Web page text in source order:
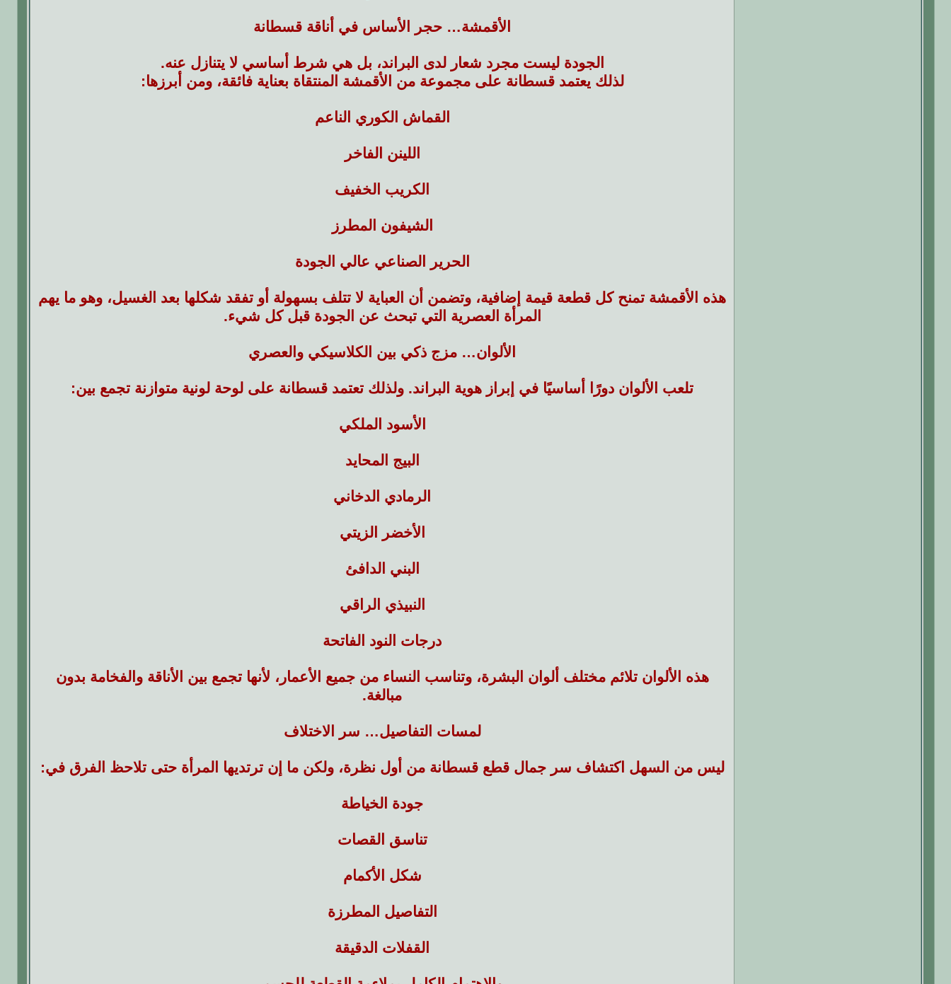
الأقمشة… حجر الأساس في أناقة قسطانة
الجودة ليست مجرد شعار لدى البراند، بل هي شرط أساسي لا يتنازل عنه.
لذلك يعتمد قسطانة على مجموعة من الأقمشة المنتقاة بعناية فائقة، ومن أبرزها:
القماش الكوري الناعم
اللينن الفاخر
الكريب الخفيف
الشيفون المطرز
الحرير الصناعي عالي الجودة
هذه الأقمشة تمنح كل قطعة قيمة إضافية، وتضمن أن العباية لا تتلف بسهولة أو تفقد شكلها بعد الغسيل، وهو ما يهم
المرأة العصرية التي تبحث عن الجودة قبل كل شيء.
الألوان… مزج ذكي بين الكلاسيكي والعصري
تلعب الألوان دورًا أساسيًا في إبراز هوية البراند. ولذلك تعتمد قسطانة على لوحة لونية متوازنة تجمع بين:
الأسود الملكي
البيج المحايد
الرمادي الدخاني
الأخضر الزيتي
البني الدافئ
النبيذي الراقي
درجات النود الفاتحة
هذه الألوان تلائم مختلف ألوان البشرة، وتناسب النساء من جميع الأعمار، لأنها تجمع بين الأناقة والفخامة بدون
مبالغة.
لمسات التفاصيل… سر الاختلاف
ليس من السهل اكتشاف سر جمال قطع قسطانة من أول نظرة، ولكن ما إن ترتديها المرأة حتى تلاحظ الفرق في:
جودة الخياطة
تناسق القصات
شكل الأكمام
التفاصيل المطرزة
القفلات الدقيقة